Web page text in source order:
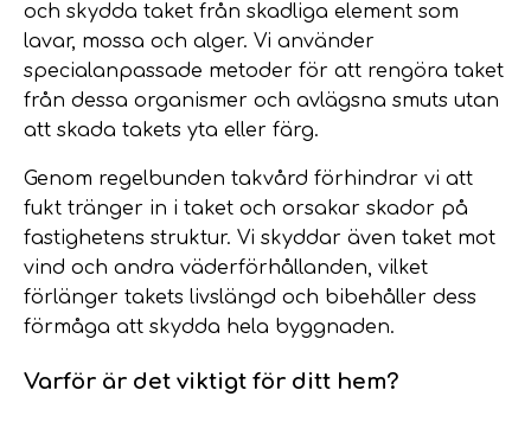
och skydda taket från skadliga element som
lavar, mossa och alger. Vi använder
specialanpassade metoder för att rengöra taket
från dessa organismer och avlägsna smuts utan
att skada takets yta eller färg.
Genom regelbunden takvård förhindrar vi att
fukt tränger in i taket och orsakar skador på
fastighetens struktur. Vi skyddar även taket mot
vind och andra väderförhållanden, vilket
förlänger takets livslängd och bibehåller dess
förmåga att skydda hela byggnaden.
Varför är det viktigt för ditt hem?